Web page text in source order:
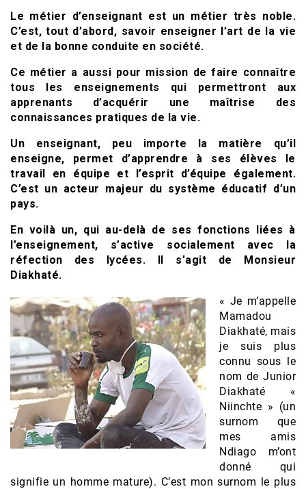
Le métier d’enseignant est un métier très noble.
C’est, tout d’abord, savoir enseigner l’art de la vie
et de la bonne conduite en société.
Ce métier a aussi pour mission de faire connaître
tous les enseignements qui permettront aux
apprenants d’acquérir une maîtrise des
connaissances pratiques de la vie.
Un enseignant, peu importe la matière qu’il
enseigne, permet d’apprendre à ses élèves le
travail en équipe et l’esprit d’équipe également.
C’est un acteur majeur du système éducatif d’un
pays.
En voilà un, qui au-delà de ses fonctions liées à
l’enseignement, s’active socialement avec la
réfection des lycées. Il s’agit de Monsieur
Diakhaté.
« Je m’appelle
Mamadou
Diakhaté, mais
je suis plus
connu sous le
nom de Junior
Diakhaté «
Niinchte » (un
surnom que
mes amis
Ndiago m’ont
donné qui
signifie un homme mature). C’est mon surnom le plus